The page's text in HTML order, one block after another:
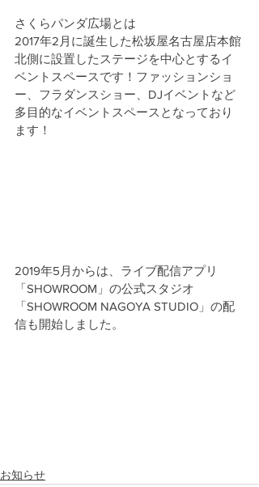
さくらパンダ広場とは
2017年2月に誕生した松坂屋名古屋店本館
北側に設置したステージを中心とするイ
ベントスペースです！ファッションショ
ー、フラダンスショー、DJイベントなど
多目的なイベントスペースとなっており
ます！
2019年5月からは、ライブ配信アプリ
「SHOWROOM」の公式スタジオ
「SHOWROOM NAGOYA STUDIO」の配
信も開始しました。
お知らせ